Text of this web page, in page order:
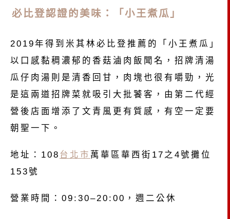
必比登認證的美味：「小王煮瓜」
2019年得到米其林必比登推薦的「小王煮瓜」
以口感黏稠濃郁的香菇滷肉飯聞名，招牌清湯
瓜仔肉湯則是清香回甘，肉塊也很有嚼勁，光
是這兩道招牌菜就吸引大批饕客，由第二代經
營後店面增添了文青風更有質感，有空一定要
朝聖一下。
地址：108 台北市 萬華區華西街17之4號攤位
153號
營業時間：09:30–20:00，週二公休